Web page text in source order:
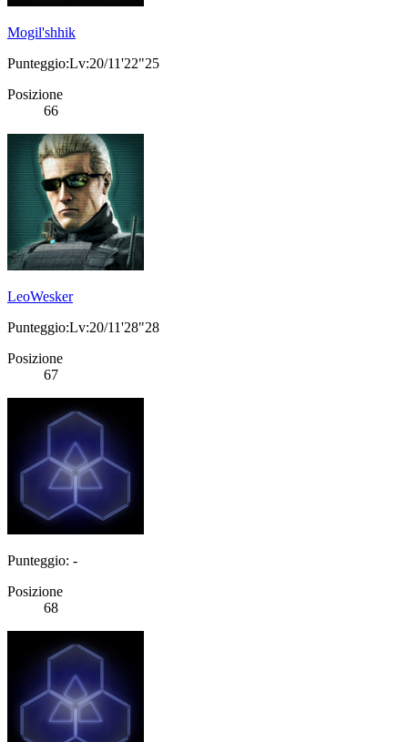
Mogil'shhik
Punteggio:Lv:20/11'22"25
Posizione
66
LeoWesker
Punteggio:Lv:20/11'28"28
Posizione
67
Punteggio: -
Posizione
68